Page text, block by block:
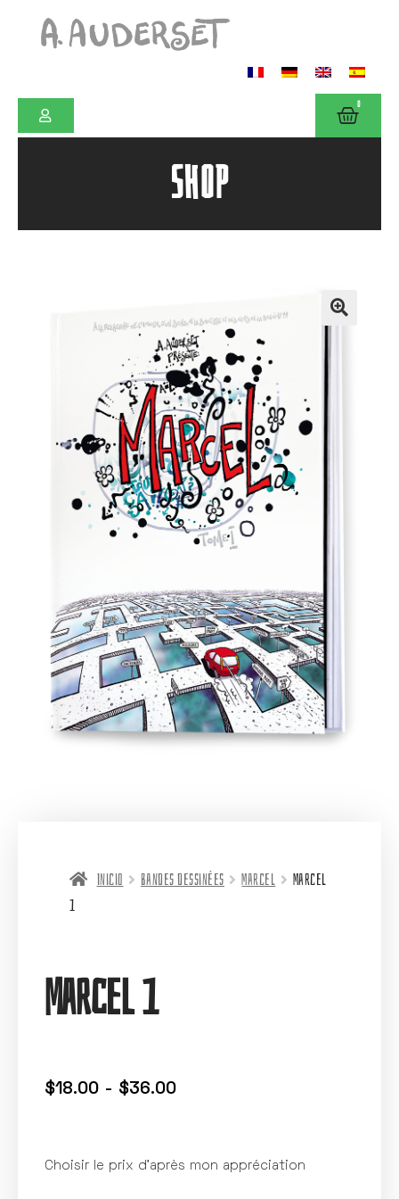
0
SHOP
Inicio Bandes dessinées Marcel
Marcel
1
Marcel 1
$18.00 - $36.00
Choisir le prix d’après mon appréciation